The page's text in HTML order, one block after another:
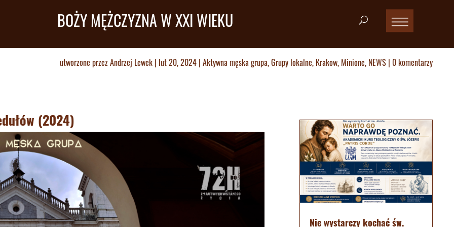
BOŻY MĘŻCZYZNA W XXI WIEKU
utworzone przezAndrzej Lewek | lut 20, 2024 | Aktywna męska grupa,Grupy lokalne, Krakow, Minione, NEWS | 0 komentarzy
(2024)
Nie wystarczy kochać św.